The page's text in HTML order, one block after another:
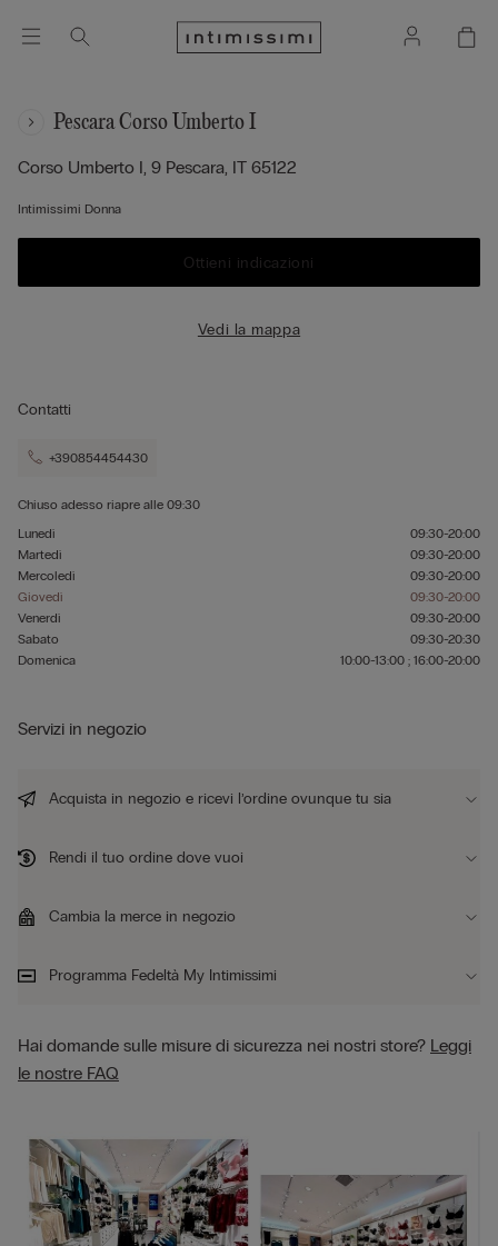
Pescara Corso Umberto I
Corso Umberto I, 9 Pescara, IT 65122
Intimissimi Donna
Ottieni indicazioni
Vedi la mappa
Contatti
+390854454430
Chiuso adesso riapre alle 09:30
Lunedì
09:30-20:00
Martedì
09:30-20:00
Mercoledì
09:30-20:00
Giovedì
09:30-20:00
Venerdì
09:30-20:00
Sabato
09:30-20:30
Domenica
10:00-13:00 ; 16:00-20:00
Servizi in negozio
Acquista in negozio e ricevi l’ordine ovunque tu sia
Rendi il tuo ordine dove vuoi
Cambia la merce in negozio
Programma Fedeltà My Intimissimi
Hai domande sulle misure di sicurezza nei nostri store? Leggi
le nostre FAQ